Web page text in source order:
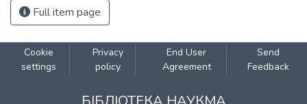
Full item page
Cookie
settings
Privacy
policy
End User
Agreement
Send
Feedback